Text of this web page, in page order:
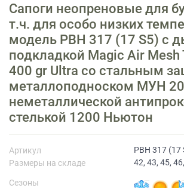
PATboot@mail.ru
Прайс-лист
Сапоги неопреновые для
т.ч. для особо низких
модель PBH 317 (17 S5) c
подкладкой Magic Air Mesh
400 gr Ultra со стальным
металлоподноском МУН
неметаллической
стелькой 1200 Ньютон
Артикул
PBH 317 (17
Размеры на складе
42, 43, 45,
Сезоны